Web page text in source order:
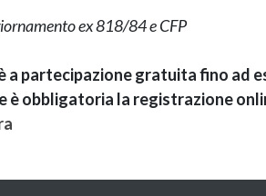
ex 818/84 e CFP
a partecipazione gratuita fino ad
è obbligatoria la registrazione